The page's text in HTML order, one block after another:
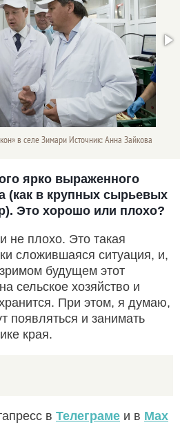
в селе Зимари Источник: Анна Зайкова
ярко выраженного
(как в крупных сырьевых
Это хорошо или плохо?
плохо. Это такая
сложившаяся ситуация, и,
будущем этот
сельское хозяйство и
При этом, я думаю,
появляться и занимать
края.
в Телеграме и в Max